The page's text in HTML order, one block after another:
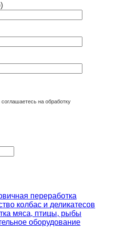
на обработку
переработка
колбас и деликатесов
мяса, птицы, рыбы
оборудование